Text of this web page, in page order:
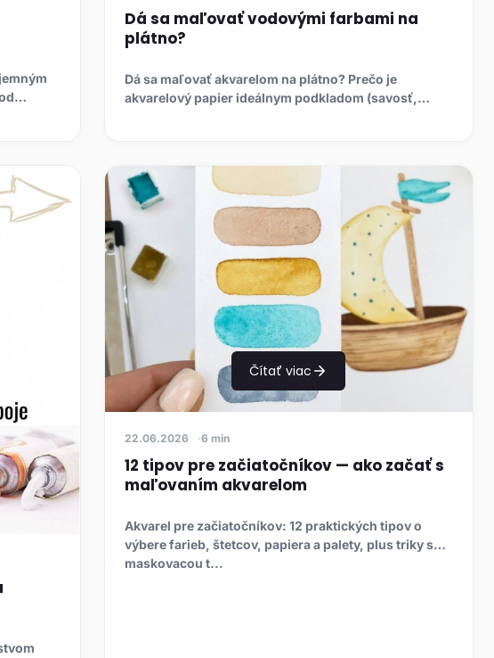
Dá sa maľovať vodovými farbami na
plátno?
Dá sa maľovať akvarelom na plátno? Prečo je
akvarelový papier ideálnym podkladom (savosť,
Čítať viac
22.06.2026 6 min
12 tipov pre začiatočníkov — ako začať s
maľovaním akvarelom
Akvarel pre začiatočníkov: 12 praktických tipov o
výbere farieb, štetcov, papiera a palety, plus triky s
maskovacou t...